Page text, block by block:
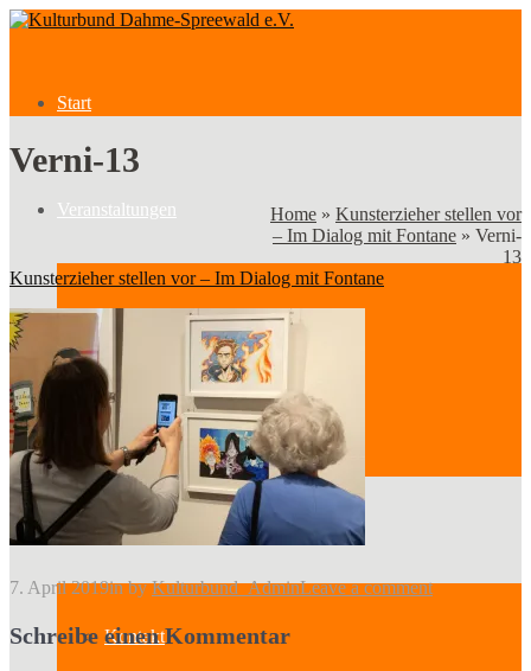
Start
Veranstaltungen
Veranstaltungen
Kategorien
Verein
Kontakt
Verni-13
Home » Kunsterzieher stellen vor
– Im Dialog mit Fontane » Verni-
13
Kunsterzieher stellen vor – Im Dialog mit Fontane
7. April 2019inbyKulturbund_AdminLeave a comment
Schreibe einen Kommentar